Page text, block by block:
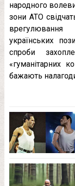
народного
зони АТО
українських
спроби
«гуманітарних
бажають